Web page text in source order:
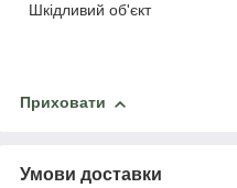
Шкідливий об'єкт
Приховати
Умови доставки